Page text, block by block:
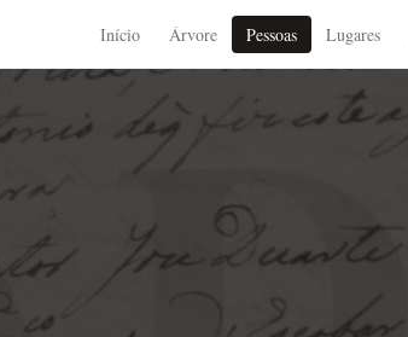
Início Árvore Pessoas Lugares